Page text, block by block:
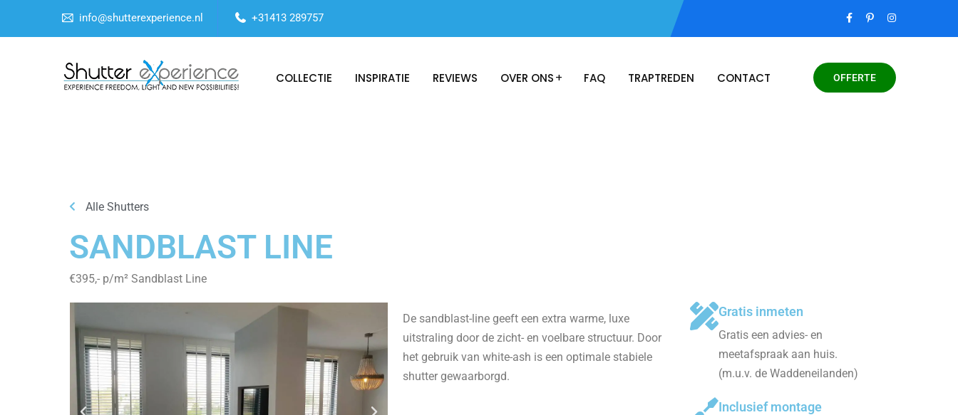
info@shutterexperience.nl +31413 289757
COLLECTIE INSPIRATIE REVIEWS OVER ONS FAQ TRAPTREDEN CONTACT OFFERTE
Alle Shutters
SANDBLAST LINE
€395,- p/m² Sandblast Line
De sandblast-line geeft een extra warme, luxe
uitstraling door de zicht- en voelbare structuur. Door
het gebruik van white-ash is een optimale stabiele
shutter gewaarborgd.
Gratis inmeten
Gratis een advies- en
meetafspraak aan huis.
(m.u.v. de Waddeneilanden)
Inclusief montage